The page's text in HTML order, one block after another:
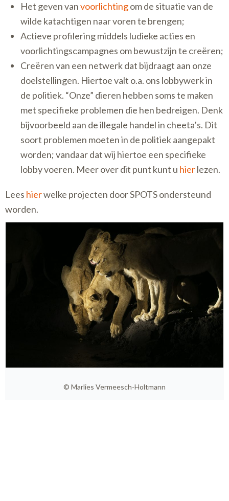
Het geven vanvoorlichtingom de situatie van de
wilde katachtigen naar voren te brengen;
Actieve profilering middels ludieke acties en
voorlichtingscampagnes om bewustzijn te creëren;
Creëren van een netwerk dat bijdraagt aan onze
doelstellingen. Hiertoe valt o.a. ons lobbywerk in
de politiek. “Onze” dieren hebben soms te maken
met specifieke problemen die hen bedreigen. Denk
bijvoorbeeld aan de illegale handel in cheeta’s. Dit
soort problemen moeten in de politiek aangepakt
worden; vandaar dat wij hiertoe een specifieke
lobby voeren. Meer over dit punt kunt u hierlezen.
Lees hierwelke projecten door SPOTS ondersteund
worden.
© Marlies Vermeesch-Holtmann